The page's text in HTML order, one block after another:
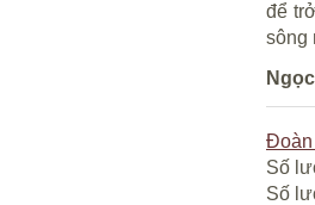
để
sông
Đoàn
Số
Số